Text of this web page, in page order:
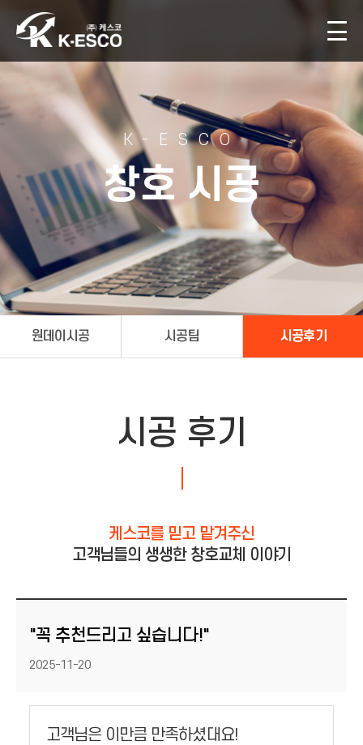
K-ESCO
창호 시공
원데이시공 시공팀 시공후기
시공 후기
케스코를 믿고 맡겨주신
고객님들의 생생한 창호교체 이야기
"꼭 추천드리고 싶습니다!"
등록일
2025-11-20
고객님은 이만큼 만족하셨대요!